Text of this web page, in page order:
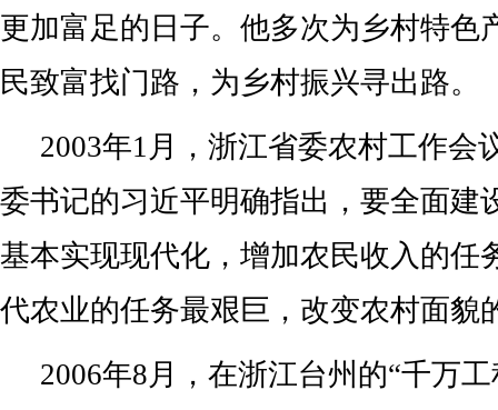
更加富足的日子。他多次为乡村特色
民致富找门路，为乡村振兴寻出路。
2003年1月，浙江省委农村工作会
委书记的习近平明确指出，要全面建
基本实现现代化，增加农民收入的任
代农业的任务最艰巨，改变农村面貌
2006年8月，在浙江台州的“千万